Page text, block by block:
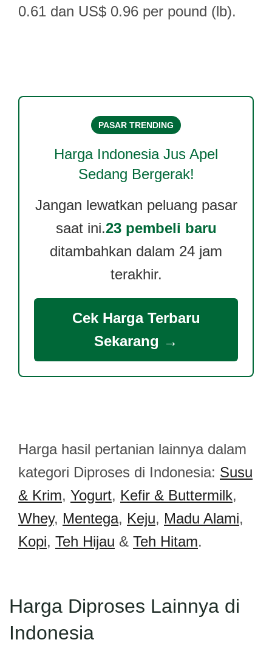
0.61 dan US$ 0.96 per pound (lb).
PASAR TRENDING
Harga Indonesia Jus Apel
Sedang Bergerak!
Jangan lewatkan peluang pasar
saat ini.23 pembeli baru
ditambahkan dalam 24 jam
terakhir.
Cek Harga Terbaru
Sekarang →
Harga hasil pertanian lainnya dalam
kategori Diproses di Indonesia: Susu
& Krim, Yogurt, Kefir & Buttermilk,
Whey, Mentega, Keju, Madu Alami,
Kopi, Teh Hijau & Teh Hitam.
Harga Diproses Lainnya di
Indonesia